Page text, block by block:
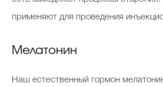
применяют для проведения
Мелатонин
Наш естественный гормон